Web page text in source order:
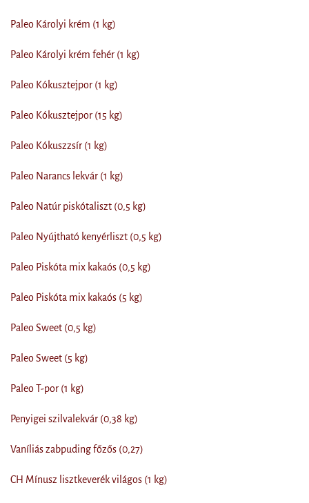
Paleo Károlyi krém (1 kg)
Paleo Károlyi krém fehér (1 kg)
Paleo Kókusztejpor (1 kg)
Paleo Kókusztejpor (15 kg)
Paleo Kókuszzsír (1 kg)
Paleo Narancs lekvár (1 kg)
Paleo Natúr piskótaliszt (0,5 kg)
Paleo Nyújtható kenyérliszt (0,5 kg)
Paleo Piskóta mix kakaós (0,5 kg)
Paleo Piskóta mix kakaós (5 kg)
Paleo Sweet (0,5 kg)
Paleo Sweet (5 kg)
Paleo T-por (1 kg)
Penyigei szilvalekvár (0,38 kg)
Vaníliás zabpuding főzős (0,27)
CH Mínusz lisztkeverék világos (1 kg)